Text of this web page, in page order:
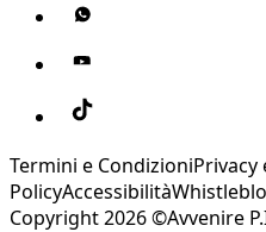
Termini e CondizioniPrivacy
PolicyAccessibilità
Copyright 2026 ©Avvenire